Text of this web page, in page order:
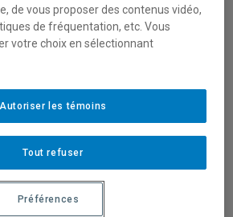
de genre, ont été
la crise sanitaire, et ce en
plusieurs cadres nationaux et
par Anne Gillet
national des arts et métiers
Tremblay (
de vous proposer des contenus vidéo,
de fréquentation, etc. Vous
votre choix en sélectionnant
Tout refuser
Autoriser les témoins
Préférences